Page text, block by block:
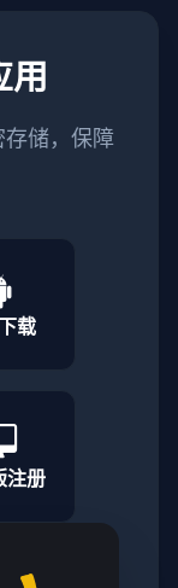
用
储，保障
载
注册